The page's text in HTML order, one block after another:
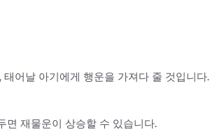
어날 아기에게 행운을 가져다 줄 것입니다.
면 재물운이 상승할 수 있습니다.